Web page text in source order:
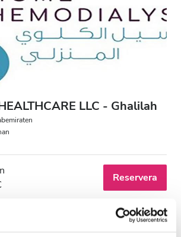
HIV
hepatit B
hepatit C
LLC - Ghalilah
Reservera